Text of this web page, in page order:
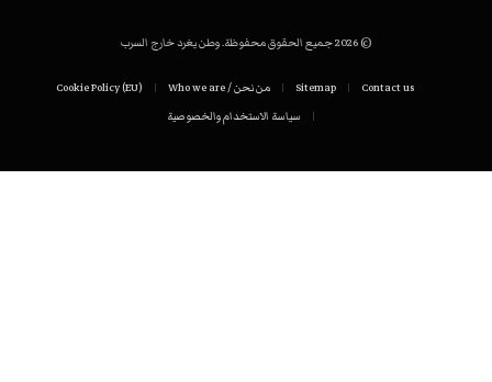
© 2026 جميع الحقوق محفوظة. وطن يغرد خارج السرب
Contact us
Sitemap من نحن / Who we are
Cookie Policy (EU)
سياسة الاستخدام والخصوصية